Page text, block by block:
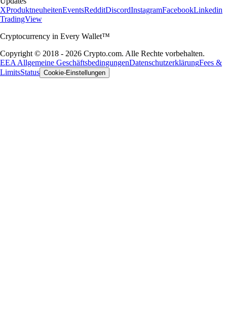
XProduktneuheitenEventsRedditDiscordInstagramFacebookLinkedin
TradingView
Cryptocurrency in Every Wallet™
Copyright © 2018 - 2026 Crypto.com. Alle Rechte vorbehalten.
EEA Allgemeine GeschäftsbedingungenDatenschutzerklärungFees &
LimitsStatus Cookie-Einstellungen